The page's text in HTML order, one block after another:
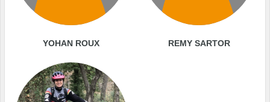
YOHAN ROUX REMY SARTOR